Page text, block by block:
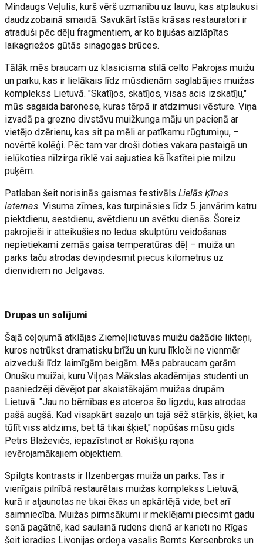
Mindaugs Veļulis, kurš vērš uzmanību uz lauvu, kas atplaukusi
daudzzobainā smaidā. Savukārt īstās krāsas restauratori ir
atraduši pēc dēļu fragmentiem, ar ko bijušas aizlāpītas
laikagriežos gūtās sinagogas brūces.
Tālāk mēs braucam uz klasicisma stilā celto Pakrojas muižu
un parku, kas ir lielākais līdz mūsdienām saglabājies muižas
komplekss Lietuvā. "Skatījos, skatījos, visas acis izskatīju,"
mūs sagaida baronese, kuras tērpā ir atdzimusi vēsture. Viņa
izvadā pa grezno divstāvu muižkunga māju un pacienā ar
vietējo dzērienu, kas sit pa mēli ar patīkamu rūgtumiņu, –
novērtē kolēģi. Pēc tam var droši doties vakara pastaigā un
ielūkoties nīlzirga rīklē vai sajusties kā Īkstītei pie milzu
puķēm.
Patlaban šeit norisinās gaismas festivālsLielās Ķīnas
laternas.Visuma zīmes, kas turpināsies līdz 5. janvārim katru
piektdienu, sestdienu, svētdienu un svētku dienās. Šoreiz
pakrojieši ir atteikušies no ledus skulptūru veidošanas
nepietiekami zemās gaisa temperatūras dēļ – muiža un
parks taču atrodas deviņdesmit piecus kilometrus uz
dienvidiem no Jelgavas.
Drupas un solījumi
Šajā ceļojumā atklājas Ziemeļlietuvas muižu dažādie likteņi,
kuros netrūkst dramatisku brīžu un kuru līkloči ne vienmēr
aizveduši līdz laimīgām beigām. Mēs pabraucam garām
Onušku muižai, kuru Viļņas Mākslas akadēmijas studenti un
pasniedzēji dēvējot par skaistākajām muižas drupām
Lietuvā. "Jau no bērnības es atceros šo ligzdu, kas atrodas
pašā augšā. Kad visapkārt sazaļo un tajā sēž stārķis, šķiet, ka
tūlīt viss atdzims, bet tā tikai šķiet," nopūšas mūsu gids
Petrs Blaževičs, iepazīstinot ar Rokišķu rajona
ievērojamākajiem objektiem.
Spilgts kontrasts ir Ilzenbergas muiža un parks. Tas ir
vienīgais pilnībā restaurētais muižas komplekss Lietuvā,
kurā ir atjaunotas ne tikai ēkas un apkārtējā vide, bet arī
saimniecība. Muižas pirmsākumi ir meklējami piecsimt gadu
senā pagātnē, kad saulainā rudens dienā ar karieti no Rīgas
šeit ieradies Livonijas ordeņa vasalis Bernts Kersenbroks un